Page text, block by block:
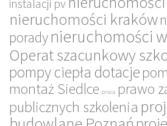
instalacji pv
nieruchomości kraków
poradynieruchomości
Operat szacunkowy
pompy ciepła dotacje
montaż Siedlce praca prawo
publicznych szkolenia